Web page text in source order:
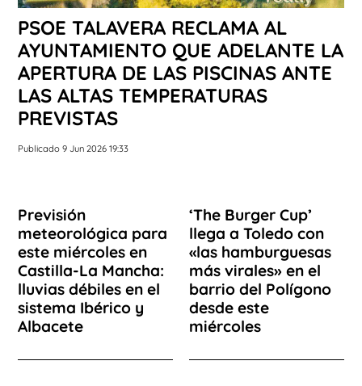
PSOE TALAVERA RECLAMA AL
AYUNTAMIENTO QUE ADELANTE LA
APERTURA DE LAS PISCINAS ANTE
LAS ALTAS TEMPERATURAS
PREVISTAS
Publicado 9 Jun 2026 19:33
Previsión
meteorológica para
este miércoles en
Castilla-La Mancha:
lluvias débiles en el
sistema Ibérico y
Albacete
‘The Burger Cup’
llega a Toledo con
«las hamburguesas
más virales» en el
barrio del Polígono
desde este
miércoles